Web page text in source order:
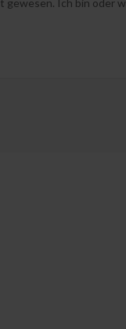
gewesen. Ich bin oder